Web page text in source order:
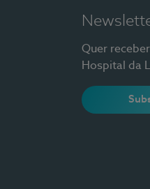
Quer
Hospital da